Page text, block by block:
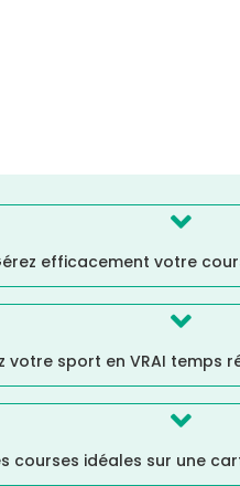

efficacement votre

votre sport en VRAI temps

courses idéales sur une